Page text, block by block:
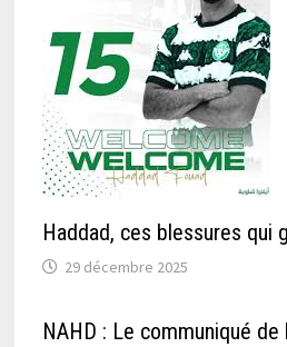
Haddad, ces blessures qui
29 décembre 2025
NAHD : Le communiqué de